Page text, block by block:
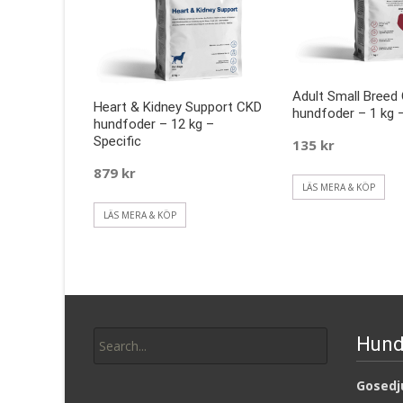
Heart & Kidney Support CKD
hundfoder – 12 kg –
Specific
879 kr
LÄS MERA & KÖP
Adult Small Breed
hundfoder – 1 kg
135 kr
LÄS MERA & KÖP
for: